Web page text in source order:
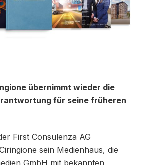
übernimmt wieder die
für seine früheren
First Consulenza AG
sein Medienhaus, die